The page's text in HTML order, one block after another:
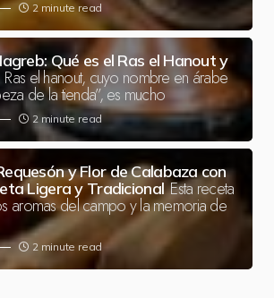
2 minute read
Qué es el Ras el Hanout y
Ras el hanout, cuyo nombre en árabe
de la tienda”, es mucho
2 minute read
y Flor de Calabaza con
Ligera y Tradicional Esta receta
aromas del campo y la memoria de
2 minute read